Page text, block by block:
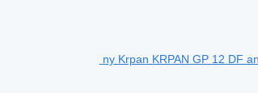
ny Krpan KRPAN GP 12 DF